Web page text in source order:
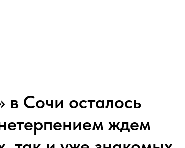
Сочи осталось
ждем